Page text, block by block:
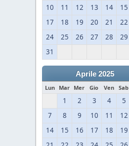
10
11 12 13 14 15
17
18 19 20 21 22
24
25 26 27 28 29
31
Aprile 2025
Lun Mar Mer Gio Ven Sab
1 2 3 4 5
7
8 9 10 11 12
14
15 16 17 18 19